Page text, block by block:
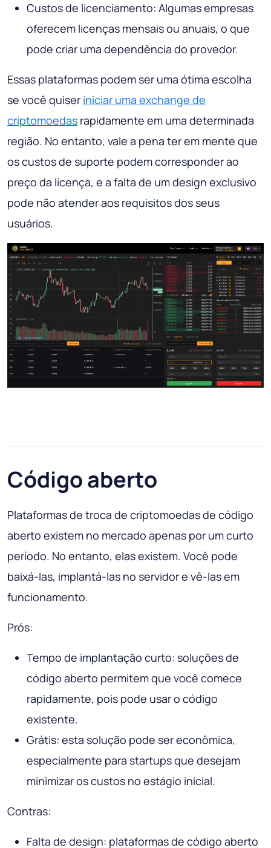
Custos de licenciamento: Algumas empresas
oferecem licenças mensais ou anuais, o que
pode criar uma dependência do provedor.
Essas plataformas podem ser uma ótima escolha
se você quiser iniciar uma exchange de
criptomoedas rapidamente em uma determinada
região. No entanto, vale a pena ter em mente que
os custos de suporte podem corresponder ao
preço da licença, e a falta de um design exclusivo
pode não atender aos requisitos dos seus
usuários.
Código aberto
Plataformas de troca de criptomoedas de código
aberto existem no mercado apenas por um curto
período. No entanto, elas existem. Você pode
baixá-las, implantá-las no servidor e vê-las em
funcionamento.
Prós:
Tempo de implantação curto: soluções de
código aberto permitem que você comece
rapidamente, pois pode usar o código
existente.
Grátis: esta solução pode ser econômica,
especialmente para startups que desejam
minimizar os custos no estágio inicial.
Contras:
Falta de design: plataformas de código aberto